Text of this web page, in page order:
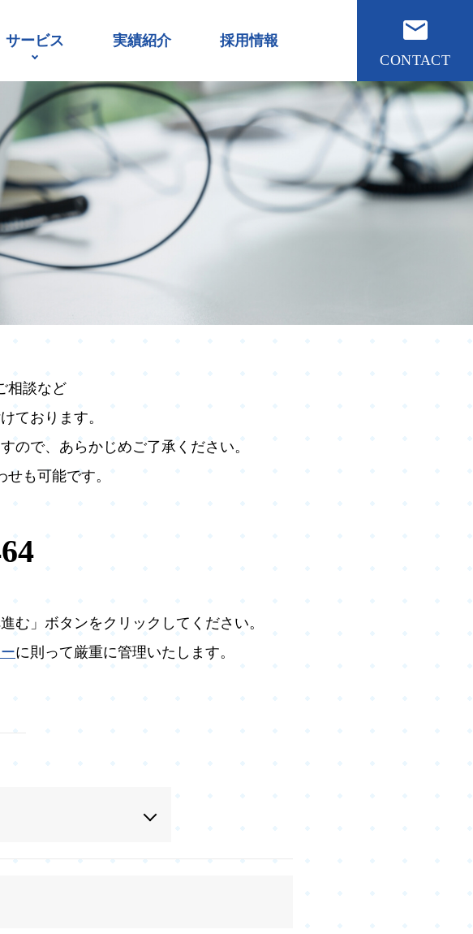
ム
サービス
テム開発
ラ構築
ムコンシェルジュ
実績紹介
採用情報
CONTACT
相談など
ております。
ので、あらかじめご了承ください。
も可能です。
む」ボタンをクリックしてください。
に則って厳重に管理いたします。